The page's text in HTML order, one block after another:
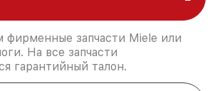
фирменные запчасти Miele или
На все запчасти
гарантийный талон.